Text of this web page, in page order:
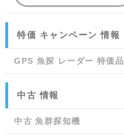
特価 キャンペーン 情報
GPS 魚探 レーダー 特価品
中古 情報
中古 魚群探知機